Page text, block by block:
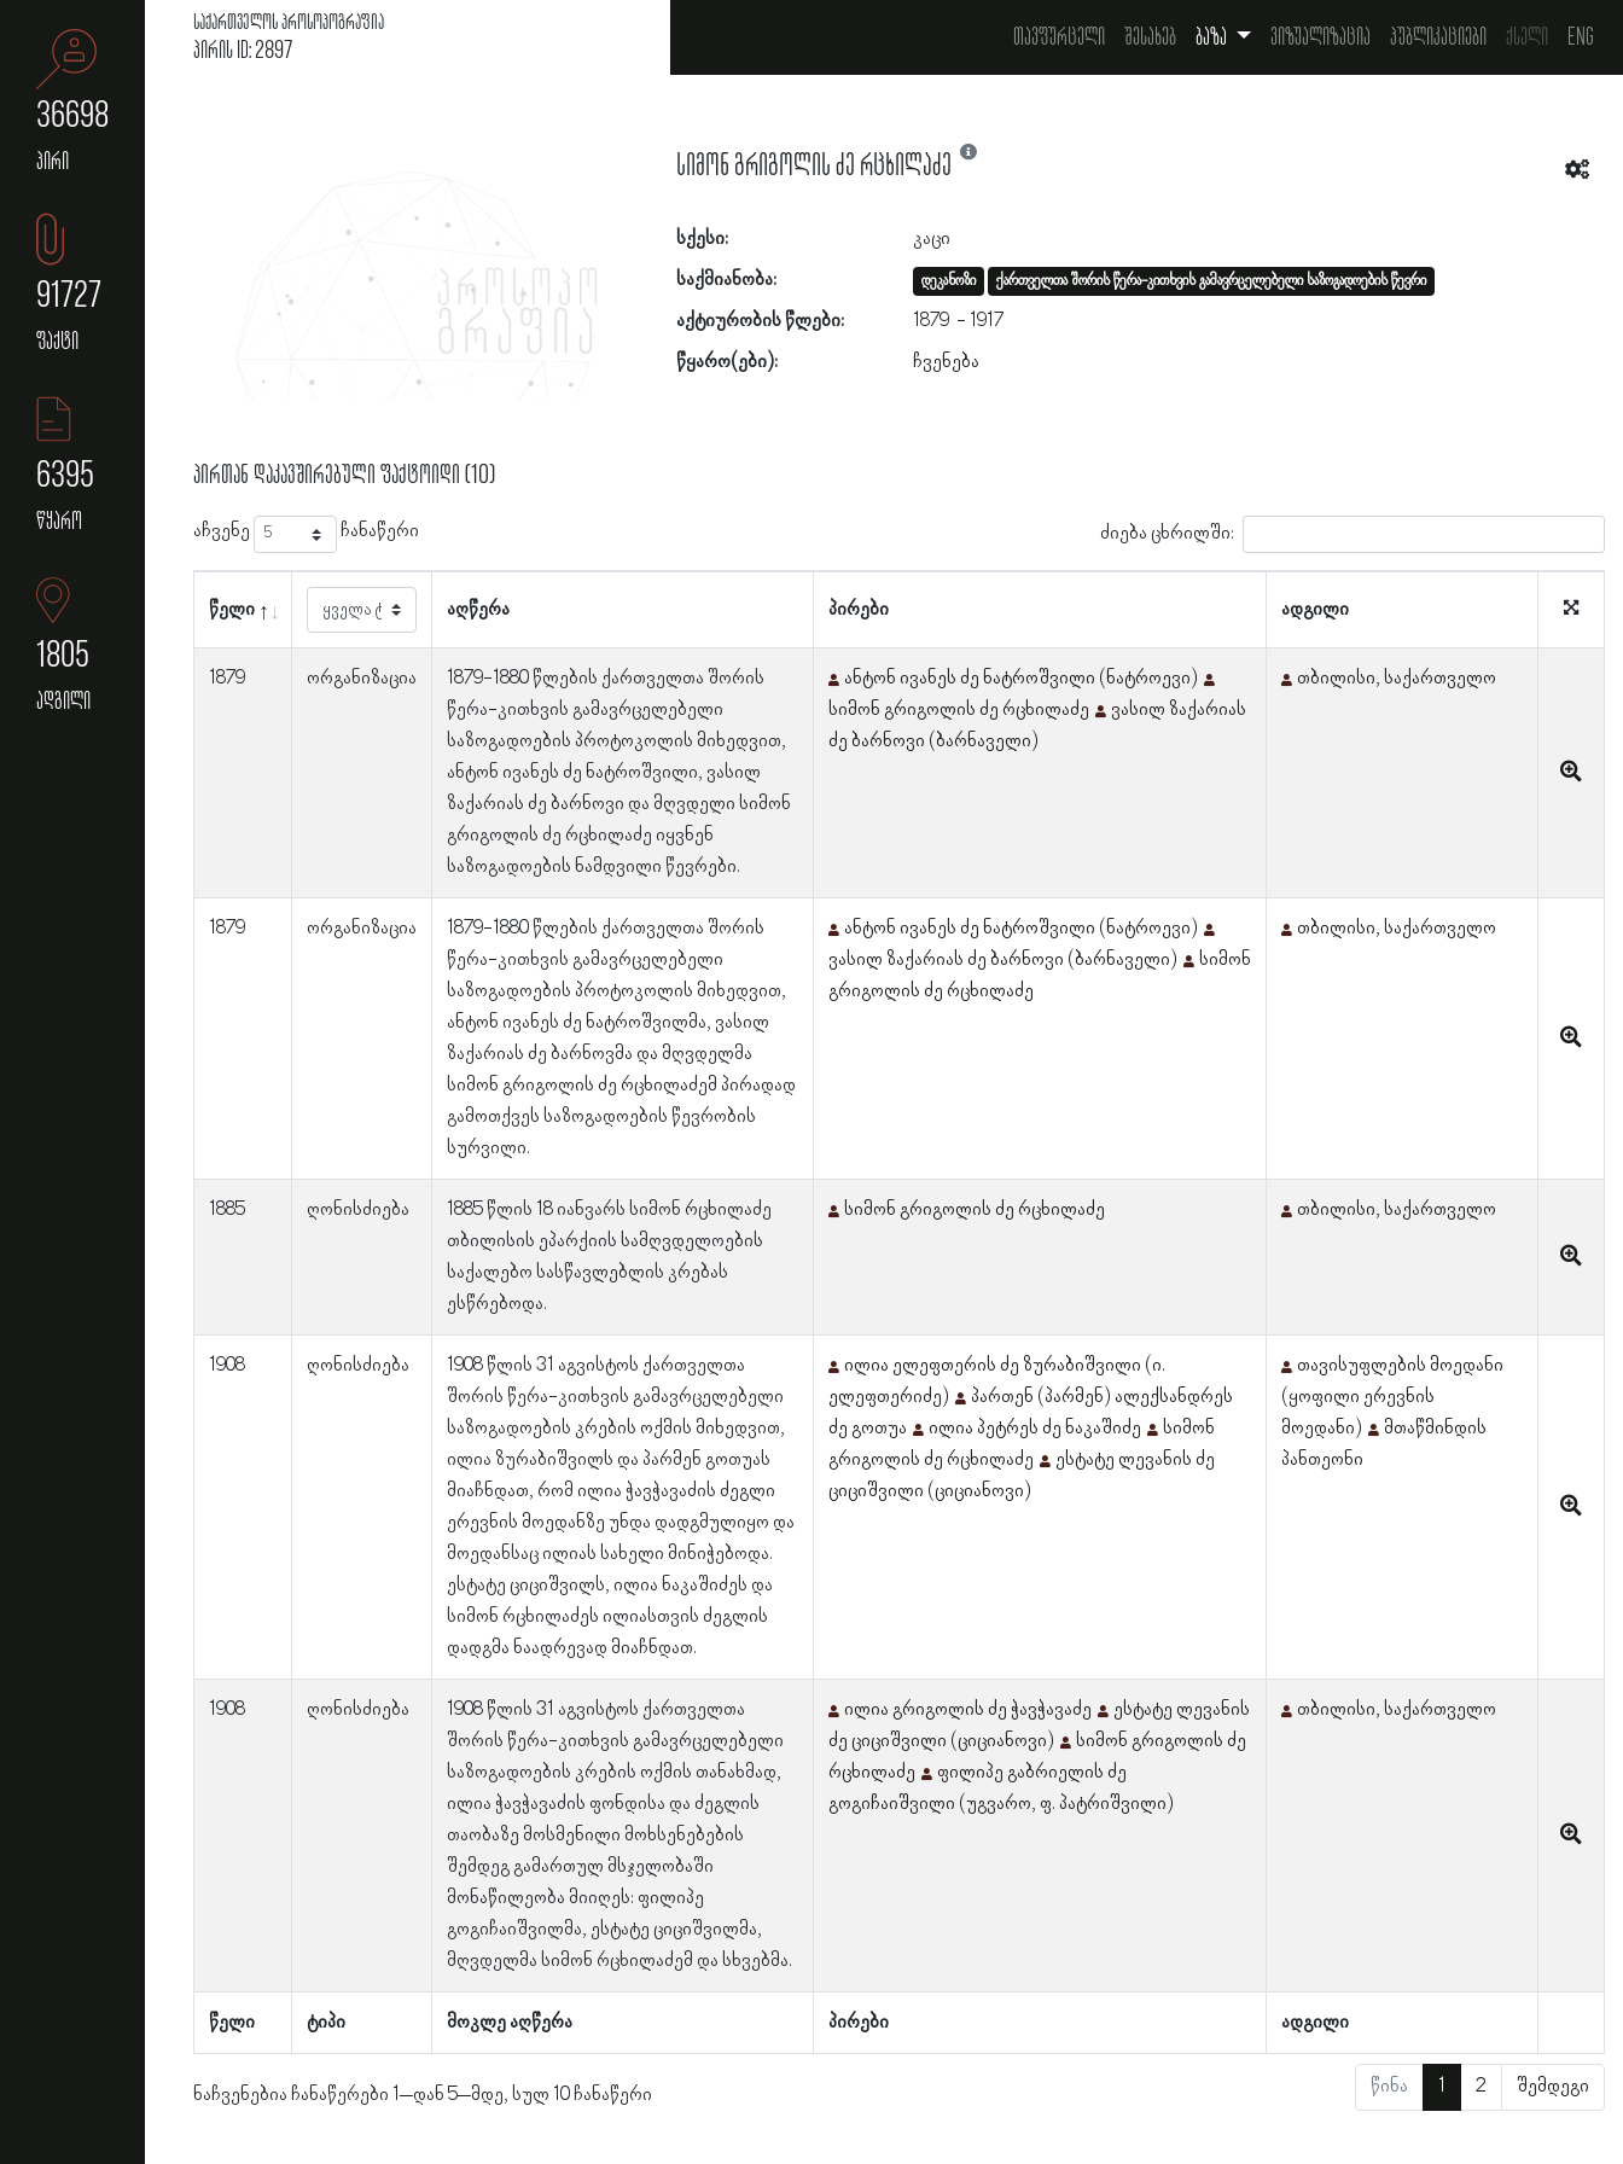
36698
პირი
91727
ფაქტი
6395
წყარო
1805
ადგილი
საქართველოს პროსოპოგრაფია
პირის ID: 2897 თავფურცელი შესახებ ბაზა ვიზუალიზაცია პუბლიკაციები ქსელი Eng
სიმონ გრიგოლის ძე რცხილაძე
სქესი:
კაცი
საქმიანობა:
დეკანოზი ქართველთა შორის წერა-კითხვის გამავრცელებელი საზოგადოების წევრი
აქტიურობის წლები: 1879
1917
წყარო(ები):
ჩვენება
პირთან დაკავშირებული ფაქტოიდი (10)
აჩვენე ჩანაწერი ძიება ცხრილში:
წელი აღწერა პირები ადგილი
წელი ტიპი მოკლე აღწერა პირები ადგილი
1879 ორგანიზაცია
1879-1880 წლების ქართველთა შორის
წერა-კითხვის გამავრცელებელი
საზოგადოების პროტოკოლის მიხედვით,
ანტონ ივანეს ძე ნატროშვილი, ვასილ
ზაქარიას ძე ბარნოვი და მღვდელი სიმონ
გრიგოლის ძე რცხილაძე იყვნენ
საზოგადოების ნამდვილი წევრები.
ანტონ ივანეს ძე ნატროშვილი (ნატროევი)
სიმონ გრიგოლის ძე რცხილაძე
ვასილ ზაქარიას
ძე ბარნოვი (ბარნაველი)
თბილისი, საქართველო
1879 ორგანიზაცია
1879-1880 წლების ქართველთა შორის
წერა-კითხვის გამავრცელებელი
საზოგადოების პროტოკოლის მიხედვით,
ანტონ ივანეს ძე ნატროშვილმა, ვასილ
ზაქარიას ძე ბარნოვმა და მღვდელმა
სიმონ გრიგოლის ძე რცხილაძემ პირადად
გამოთქვეს საზოგადოების წევრობის
სურვილი.
ანტონ ივანეს ძე ნატროშვილი (ნატროევი)
ვასილ ზაქარიას ძე ბარნოვი (ბარნაველი)
სიმონ
გრიგოლის ძე რცხილაძე
თბილისი, საქართველო
1885 ღონისძიება
1885 წლის 18 იანვარს სიმონ რცხილაძე
თბილისის ეპარქიის სამღვდელოების
საქალებო სასწავლებლის კრებას
ესწრებოდა.
სიმონ გრიგოლის ძე რცხილაძე თბილისი, საქართველო
1908 ღონისძიება
1908 წლის 31 აგვისტოს ქართველთა
შორის წერა-კითხვის გამავრცელებელი
საზოგადოების კრების ოქმის მიხედვით,
ილია ზურაბიშვილს და პარმენ გოთუას
მიაჩნდათ, რომ ილია ჭავჭავაძის ძეგლი
ერევნის მოედანზე უნდა დადგმულიყო და
მოედანსაც ილიას სახელი მინიჭებოდა.
ესტატე ციციშვილს, ილია ნაკაშიძეს და
სიმონ რცხილაძეს ილიასთვის ძეგლის
დადგმა ნაადრევად მიაჩნდათ.
ილია ელეფთერის ძე ზურაბიშვილი (ი.
ელეფთერიძე)
პართენ (პარმენ) ალექსანდრეს
ძე გოთუა
ილია პეტრეს ძე ნაკაშიძე
სიმონ
გრიგოლის ძე რცხილაძე
ესტატე ლევანის ძე
ციციშვილი (ციციანოვი)
თავისუფლების მოედანი
(ყოფილი ერევნის
მოედანი)
მთაწმინდის
პანთეონი
1908 ღონისძიება
1908 წლის 31 აგვისტოს ქართველთა
შორის წერა-კითხვის გამავრცელებელი
საზოგადოების კრების ოქმის თანახმად,
ილია ჭავჭავაძის ფონდისა და ძეგლის
თაობაზე მოსმენილი მოხსენებების
შემდეგ გამართულ მსჯელობაში
მონაწილეობა მიიღეს: ფილიპე
გოგიჩაიშვილმა, ესტატე ციციშვილმა,
მღვდელმა სიმონ რცხილაძემ და სხვებმა.
ილია გრიგოლის ძე ჭავჭავაძე
ესტატე ლევანის
ძე ციციშვილი (ციციანოვი)
სიმონ გრიგოლის ძე
რცხილაძე
ფილიპე გაბრიელის ძე
გოგიჩაიშვილი (უგვარო, ფ. პატრიშვილი)
თბილისი, საქართველო
ნაჩვენებია ჩანაწერები 1–დან 5–მდე, სულ 10 ჩანაწერი წინა 1 2 შემდეგი